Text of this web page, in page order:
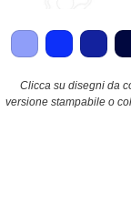
Clicca su disegni da
versione stampabile o